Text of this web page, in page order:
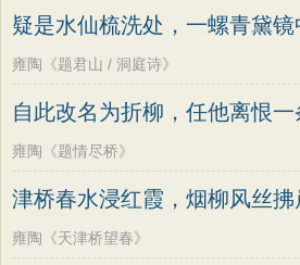
左传
论衡 管子 说苑
端午节
七夕节 中秋节
韩非子
弟子规
战国策 后汉书
商君书
高适
方干 李峤 赵嘏
郑燮
张说
孟浩然
柳宗元 王安石
杨万里
诸葛亮 范仲淹
晏几道
疑是水仙梳洗处，一螺青黛镜
雍陶《题君山 / 洞庭诗》
自此改名为折柳，任他离恨一
雍陶《题情尽桥》
津桥春水浸红霞，烟柳风丝拂
雍陶《天津桥望春》